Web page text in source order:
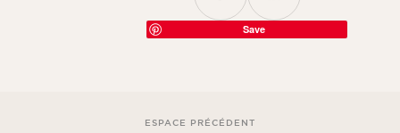
Save
ESPACE PRÉCÉDENT